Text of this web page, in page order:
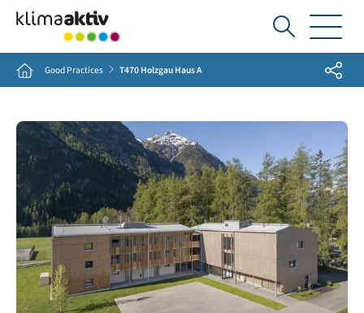
Ich
suche...
Home Good Practices T470 Holzgau Haus A Share